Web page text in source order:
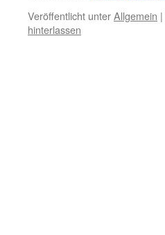
Veröffentlicht unterAllgemein |
hinterlassen